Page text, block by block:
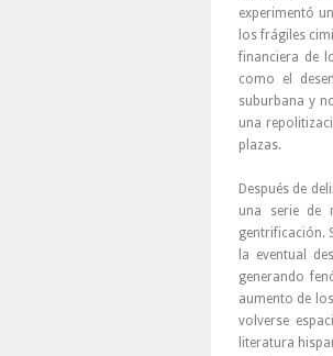
experimentó
los frágiles
financiera de
como el
suburbana y
una
plazas.
Después de
una serie de
gentrificación.
la eventual
generando
aumento de
volverse
literatura